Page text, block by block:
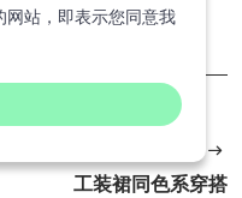
工装裙同色系穿搭
网站，即表示您同意我